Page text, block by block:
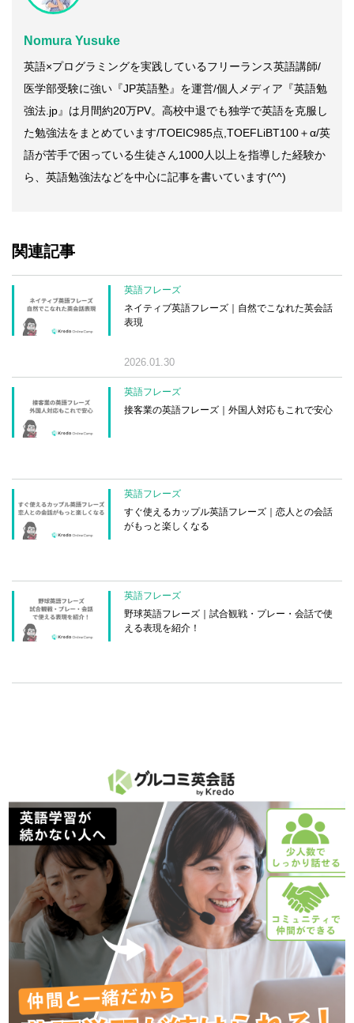
Nomura Yusuke
英語×プログラミングを実践しているフリーランス英語講師/
医学部受験に強い 『JP英語塾』 を運営/個人メディア 『英語勉
強法.jp』 は月間約20万PV。高校中退でも独学で英語を克服し
た勉強法をまとめています/TOEIC985点,TOEFLiBT100＋α/英
語が苦手で困っている生徒さん1000人以上を指導した経験か
ら、英語勉強法などを中心に記事を書いています(^^)
関連記事
英語フレーズ
ネイティブ英語フレーズ｜自然でこなれた英会話
表現
2026.01.30
英語フレーズ
接客業の英語フレーズ｜外国人対応もこれで安心
英語フレーズ
すぐ使えるカップル英語フレーズ｜恋人との会話
がもっと楽しくなる
英語フレーズ
野球英語フレーズ｜試合観戦・プレー・会話で使
える表現を紹介！